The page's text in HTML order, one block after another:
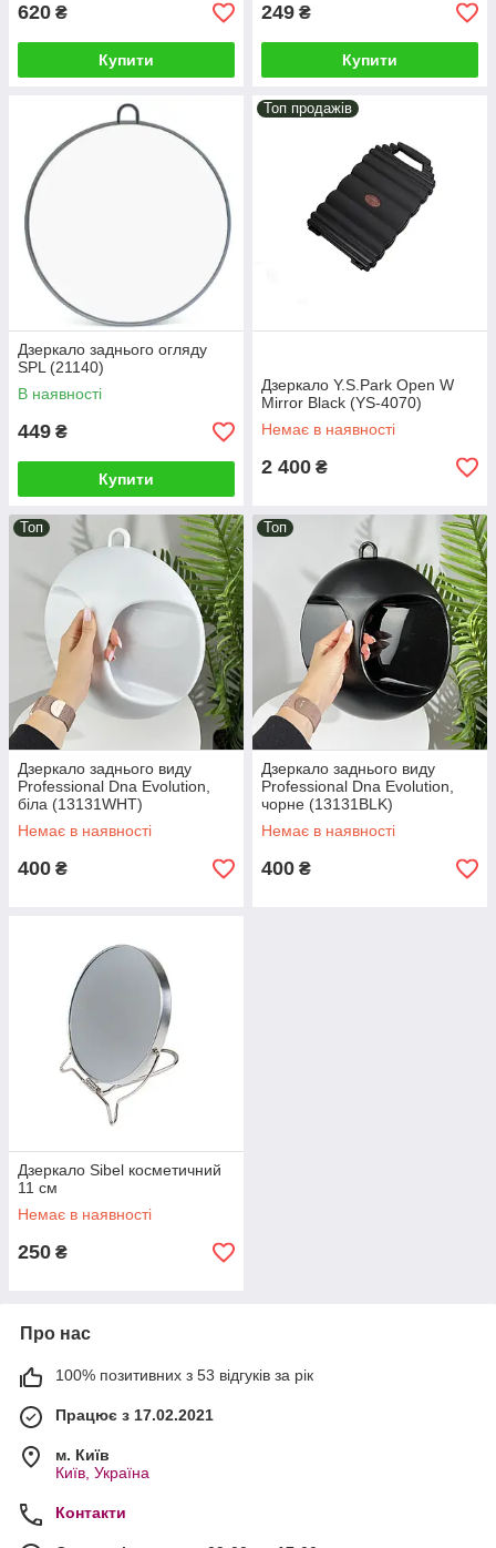
620 ₴
Купити
249 ₴
Купити
Дзеркало заднього огляду
SPL (21140)
В наявності
449 ₴
Купити
Топ продажів
Дзеркало Y.S.Park Open W
Mirror Black (YS-4070)
Немає в наявності
2 400 ₴
Топ
Дзеркало заднього виду
Professional Dna Evolution,
біла (13131WHT)
Немає в наявності
400 ₴
Топ
Дзеркало заднього виду
Professional Dna Evolution,
чорне (13131BLK)
Немає в наявності
400 ₴
Дзеркало Sibel косметичний
11 см
Немає в наявності
250 ₴
Про нас
100% позитивних з 53 відгуків за рік
Працює з 17.02.2021
м. Київ
Київ, Україна
Контакти